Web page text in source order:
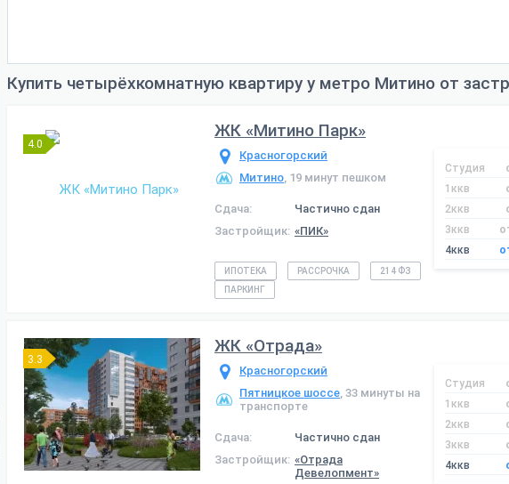
Купить четырёхкомнатную квартиру у метро Митино от
4.0
ЖК «Митино Парк»
Красногорский
Митино, 19 минут пешком
Сдача:
Частично сдан
Застройщик: «ПИК»
Студия
1ккв
2ккв
3ккв
4ккв
ИПОТЕКА РАССРОЧКА
214 ФЗ
ПАРКИНГ
3.3
ЖК «Отрада»
Красногорский
Пятницкое шоссе, 33 минуты на
транспорте
Сдача:
Частично сдан
Застройщик: «Отрада
Девелопмент»
Студия
1ккв
2ккв
3ккв
4ккв